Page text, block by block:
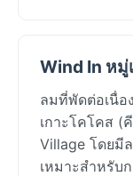
Wind In หมู่
ลมที่พัดต่อเนื่อ
เกาะโคโคส (
Village โดยมี
เหมาะสำหรับ